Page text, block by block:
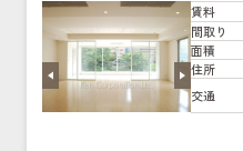
賃料
間取り
面積
住所
交通